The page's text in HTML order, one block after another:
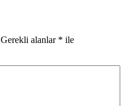
Gerekli alanlar * ile